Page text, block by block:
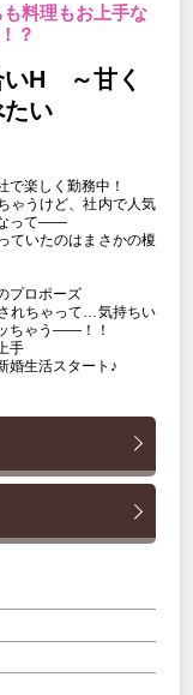
料理もお上手な
？
いH ～甘く
い
で楽しく勤務中！
ゃうけど、社内で人気
なって――
ていたのはまさかの榎
プロポーズ
れちゃって…気持ちい
ちゃう――！！
手
婚生活スタート♪